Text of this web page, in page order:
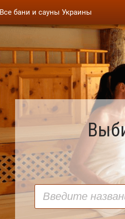
Все бани и сауны Украины